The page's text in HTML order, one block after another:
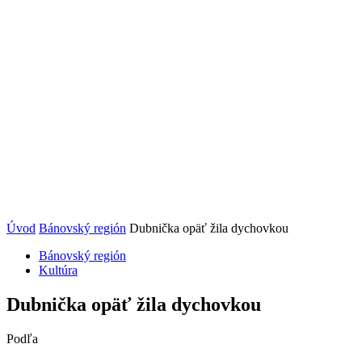
Úvod Bánovský región Dubnička opäť žila dychovkou
Bánovský región
Kultúra
Dubnička opäť žila dychovkou
Podľa